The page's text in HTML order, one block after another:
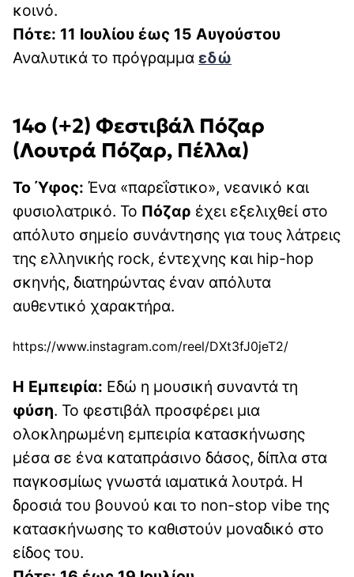
κοινό.
Πότε: 11 Ιουλίου έως 15 Αυγούστου
Αναλυτικά το πρόγραμμα εδώ
14ο (+2) Φεστιβάλ Πόζαρ
(Λουτρά Πόζαρ, Πέλλα)
Το Ύφος: Ένα «παρεΐστικο», νεανικό και
φυσιολατρικό. Το Πόζαρ έχει εξελιχθεί στο
απόλυτο σημείο συνάντησης για τους λάτρεις
της ελληνικής rock, έντεχνης και hip-hop
σκηνής, διατηρώντας έναν απόλυτα
αυθεντικό χαρακτήρα.
https://www.instagram.com/reel/DXt3fJ0jeT2/
Η Εμπειρία: Εδώ η μουσική συναντά τη
φύση. Το φεστιβάλ προσφέρει μια
ολοκληρωμένη εμπειρία κατασκήνωσης
μέσα σε ένα καταπράσινο δάσος, δίπλα στα
παγκοσμίως γνωστά ιαματικά λουτρά. Η
δροσιά του βουνού και το non-stop vibe της
κατασκήνωσης το καθιστούν μοναδικό στο
είδος του.